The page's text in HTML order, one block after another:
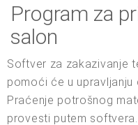
Program za
salon
Softver za zakazivanje
pomoći će u upravljanju
Praćenje potrošnog
provesti putem